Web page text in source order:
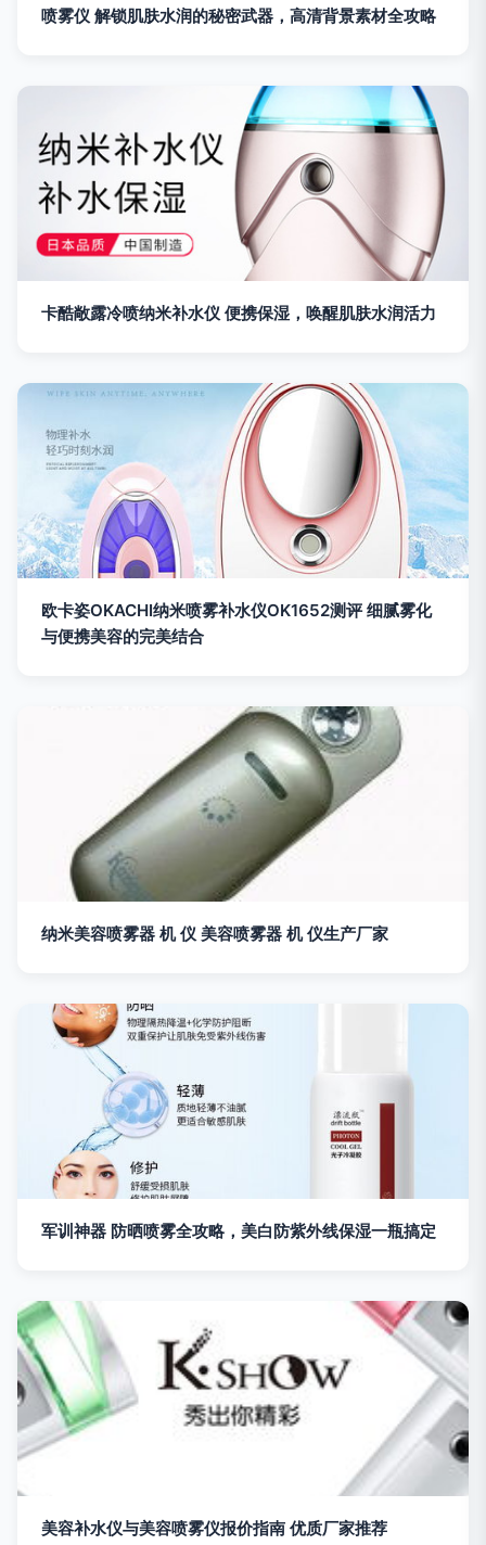
喷雾仪 解锁肌肤水润的秘密武器，高清背景素材全攻略
卡酷敞露冷喷纳米补水仪 便携保湿，唤醒肌肤水润活力
欧卡姿OKACHI纳米喷雾补水仪OK1652测评 细腻雾化
与便携美容的完美结合
纳米美容喷雾器 机 仪 美容喷雾器 机 仪生产厂家
军训神器 防晒喷雾全攻略，美白防紫外线保湿一瓶搞定
美容补水仪与美容喷雾仪报价指南 优质厂家推荐